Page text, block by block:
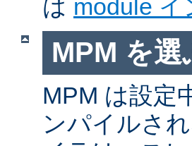
は module イ
MPM を選
MPM は設定
ンパイルさ